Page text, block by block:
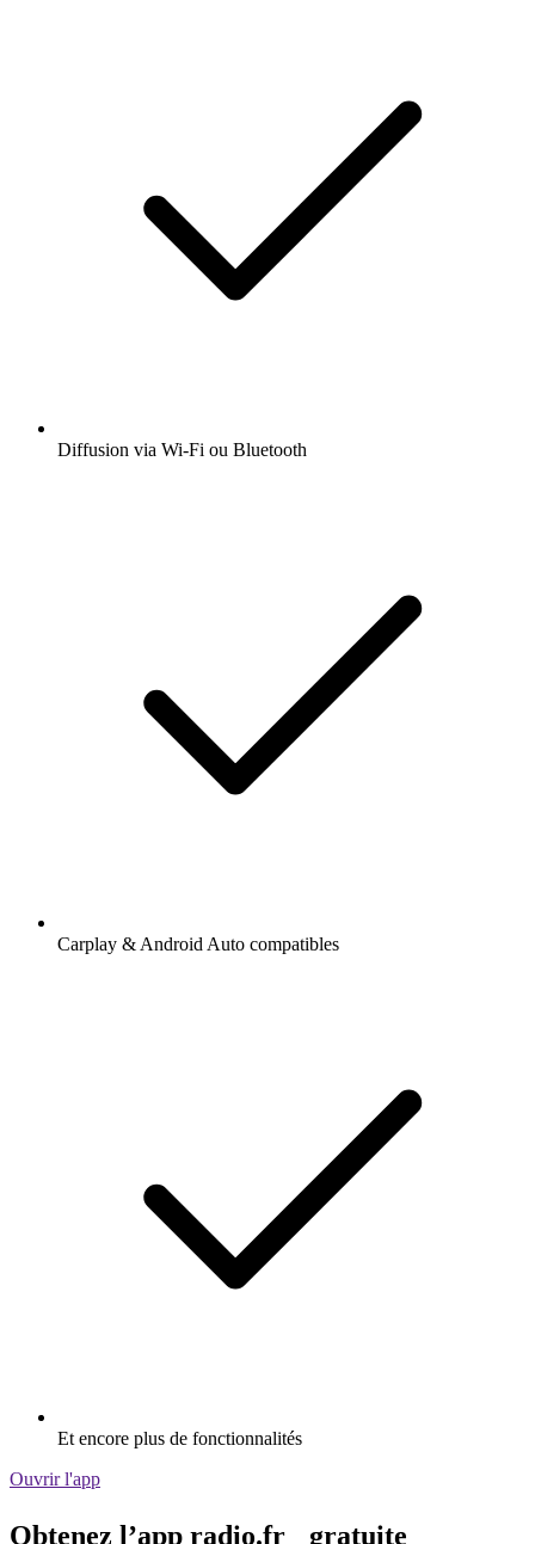
Diffusion via Wi-Fi ou Bluetooth
Carplay & Android Auto compatibles
Et encore plus de fonctionnalités
Ouvrir l'app
Obtenez l’app radio.fr gratuite